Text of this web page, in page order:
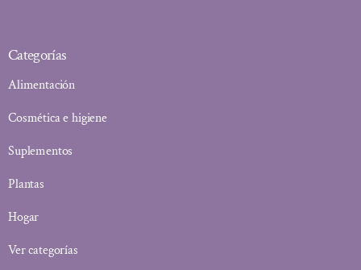
Categorías
Alimentación
Cosmética e higiene
Suplementos
Plantas
Hogar
Ver categorías